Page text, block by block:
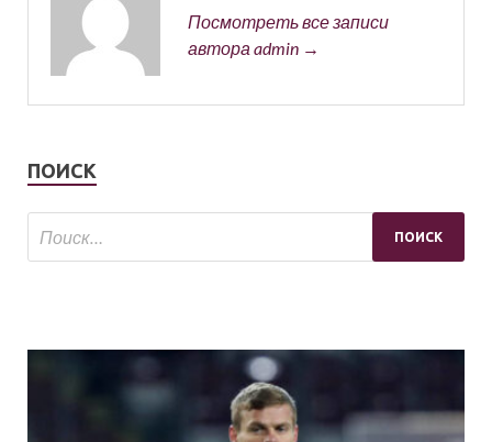
Посмотреть все записи
автора admin →
ПОИСК